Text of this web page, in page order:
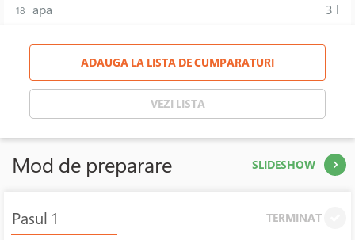
18 apa 3 l
ADAUGA LA LISTA DE CUMPARATURI
VEZI LISTA
Mod de preparare SLIDESHOW
Pasul 1 TERMINAT